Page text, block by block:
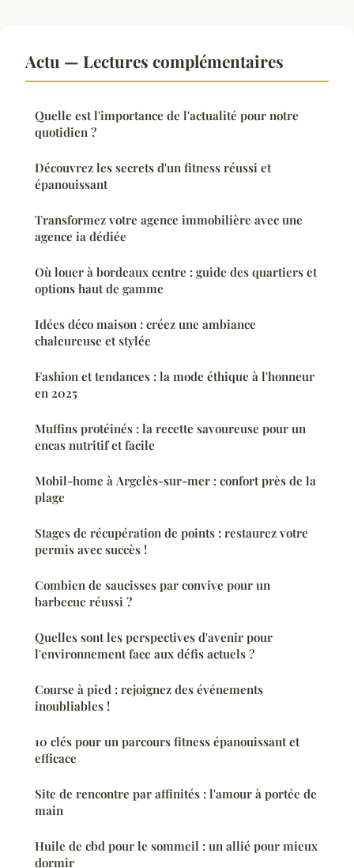
Actu — Lectures complémentaires
Quelle est l'importance de l'actualité pour notre
quotidien ?
Découvrez les secrets d'un fitness réussi et
épanouissant
Transformez votre agence immobilière avec une
agence ia dédiée
Où louer à bordeaux centre : guide des quartiers et
options haut de gamme
Idées déco maison : créez une ambiance
chaleureuse et stylée
Fashion et tendances : la mode éthique à l'honneur
en 2025
Muffins protéinés : la recette savoureuse pour un
encas nutritif et facile
Mobil-home à Argelès-sur-mer : confort près de la
plage
Stages de récupération de points : restaurez votre
permis avec succès !
Combien de saucisses par convive pour un
barbecue réussi ?
Quelles sont les perspectives d'avenir pour
l'environnement face aux défis actuels ?
Course à pied : rejoignez des événements
inoubliables !
10 clés pour un parcours fitness épanouissant et
efficace
Site de rencontre par affinités : l'amour à portée de
main
Huile de cbd pour le sommeil : un allié pour mieux
dormir